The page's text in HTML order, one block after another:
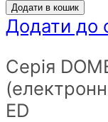
Додати в кошик
Додати до
Серія
ED